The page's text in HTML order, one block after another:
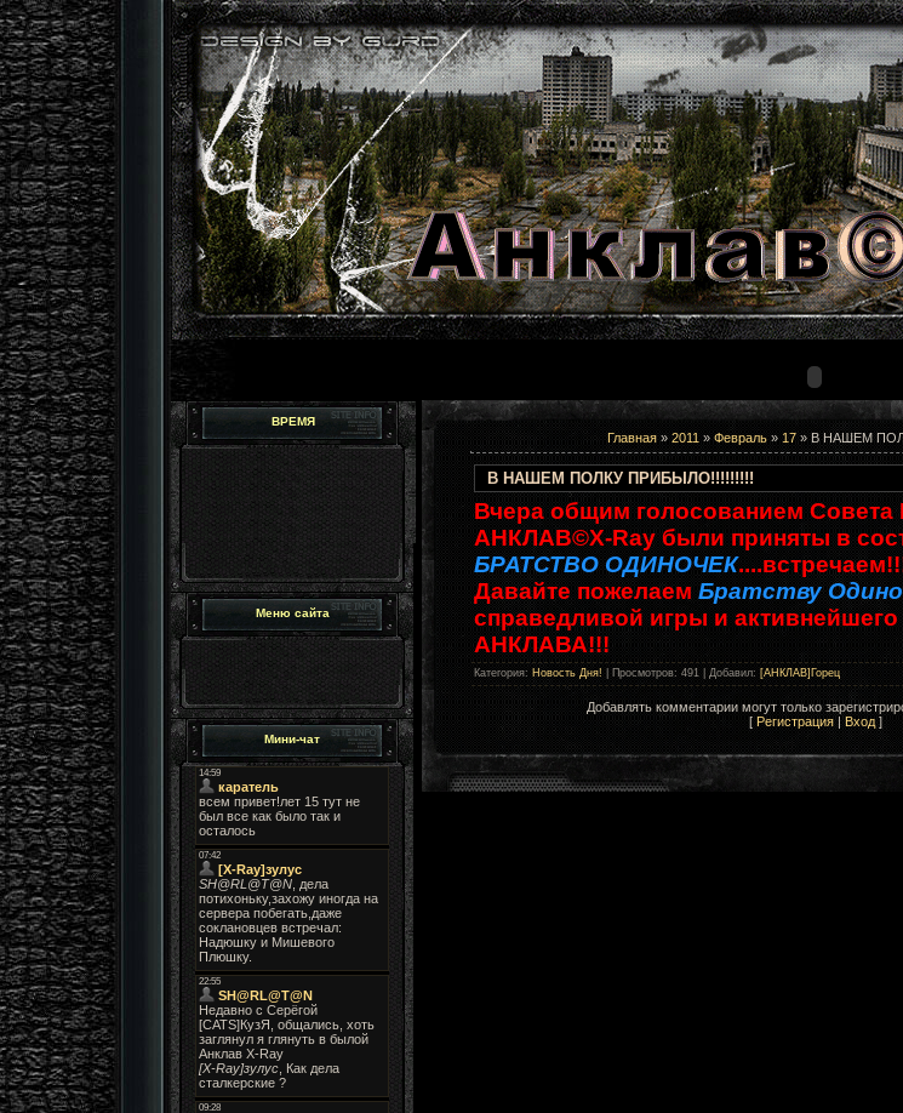
ВРЕМЯ
Меню сайта
Мини-чат
Главная» 2011 » Февраль » 17» В НАШЕМ
В НАШЕМ ПОЛКУ ПРИБЫЛО!!!!!!!!!
Вчера общим голосованием Совета
АНКЛАВ©X-Ray были приняты в
БРАТСТВО ОДИНОЧЕК
Давайте пожелаем Братству
справедливой игры и активнейшего
АНКЛАВА!!!
Категория: Новость Дня! Просмотров: 491 | Добавил: [АНКЛАВ]Горец
Добавлять комментарии могут только
[ Регистрация|Вход ]